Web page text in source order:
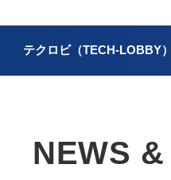
テクロビ（TECH-LOBBY
NEWS